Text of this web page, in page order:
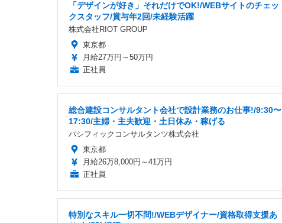
「デザインが好き」それだけでOK!/WEBサイトのチェッ
クスタッフ/賞与年2回/未経験活躍
株式会社RIOT GROUP
東京都
月給27万円～50万円
正社員
総合建設コンサルタント会社で設計業務のお仕事!/9:30〜
17:30/主婦・主夫歓迎・土日休み・稼げる
パシフィックコンサルタンツ株式会社
東京都
月給26万8,000円～41万円
正社員
特別なスキル一切不問!/WEBデザイナー/資格取得支援あ